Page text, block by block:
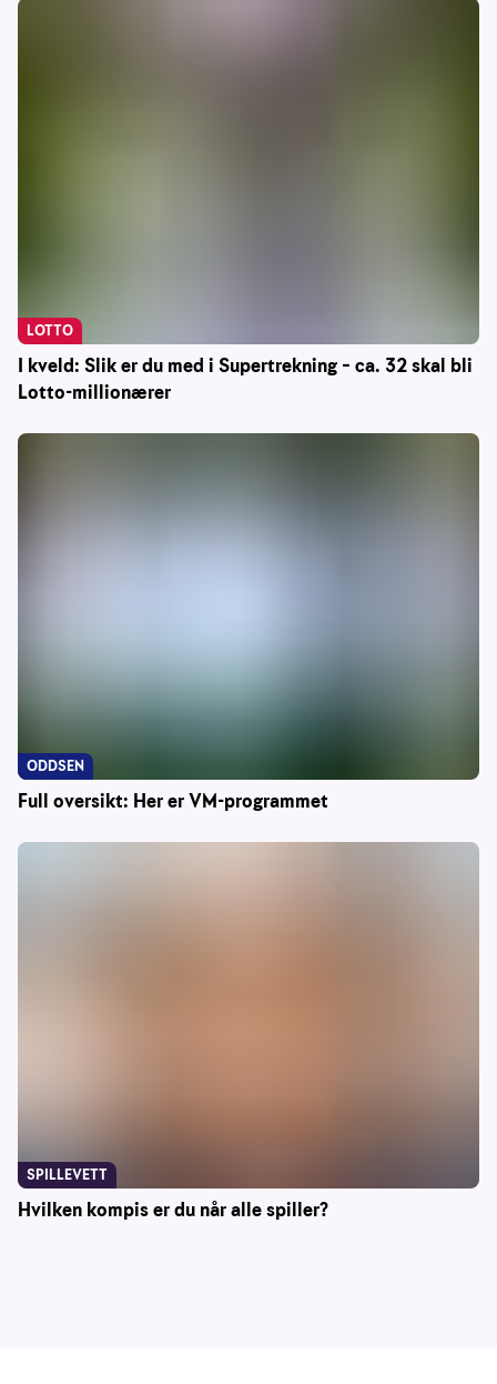
I kveld: Slik er du med i Supertrekning – ca. 32 skal bli
Lotto-millionærer
LOTTO
Full oversikt: Her er VM-programmet
ODDSEN
Hvilken kompis er du når alle spiller?
SPILLEVETT